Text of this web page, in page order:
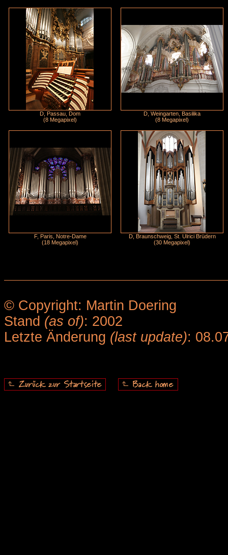
D, Passau, Dom
(8 Megapixel)
D, Weingarten, Basilika
(8 Megapixel)
F, Paris, Notre-Dame
(18 Megapixel)
D, Braunschweig, St. Ulrici Brüdern
(30 Megapixel)
© Copyright: Martin Doering
Stand (as of): 2002
Letzte Änderung (last update):